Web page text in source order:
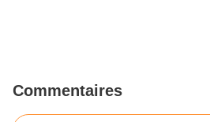
Commentaires